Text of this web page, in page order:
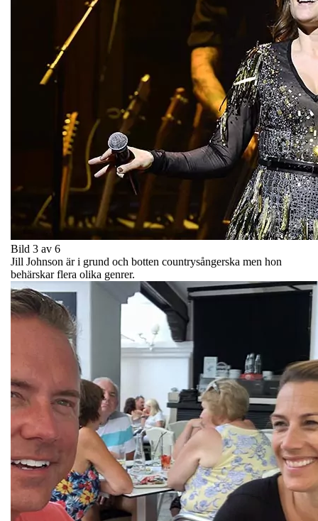
Bild 3 av 6
Jill Johnson är i grund och botten countrysångerska men hon
behärskar flera olika genrer.